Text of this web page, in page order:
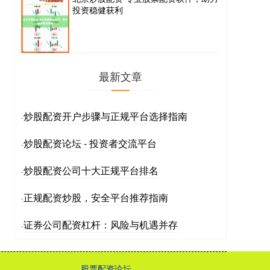
投资稳健获利
最新文章
·炒股配资开户步骤与正规平台选择指南
·炒股配资论坛 - 投资者交流平台
·炒股配资公司十大正规平台排名
·正规配资炒股，安全平台推荐指南
·证券公司配资杠杆：风险与机遇并存